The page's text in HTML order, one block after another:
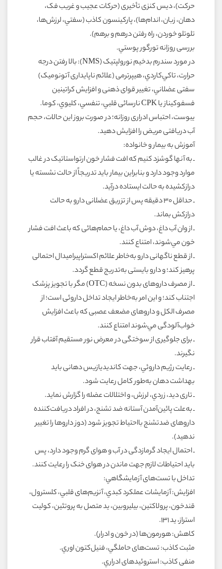
حرکت)، ديس کنزى تأخيرى (حرکات عجيب و غريب فک،
دهان، زبان، اندام‌ها)، پارکينسون کاذب (سفتي، لرزش‌ها،
تلوتلو خوردن، راه رفتن درهم و برهم).
بررسى روزانه تورگور پوستي.
در مورد سندرم بدخيم نورولپتيک (NMS): بالا رفتن درجه
حرارت، تاکي‌کاردي، هيپرترمى (علائم ناپايدارى آتونوميک)
سفتى عضلاني، تغيير قواى ذهنى و افزايش کراتينين
فسفوکيناز يا CPK نارسائى قلبي، تنفسي، کليوي، کوما.
يبوست، احتباس ادرارى روزانه؛ در صورت بروز اين حالات، حجم
آب دريافتى مريض را افزايش دهيد.
آموزش به بيمار و خانواده:
ـ به آنها گوشزد کنيم که افت فشار خون ارتواستاتيک در غالب
موارد وجود دارد و بنابراين بيمار بايد تدريجاً از حالت نشسته يا
درازکشيده به حالت ايستاده درآيد.
ـ حداقل ۳۰ دقيقه پس از تزريق عضلانى دارو به حالت
درازکش بماند.
ـ از وان آب داغ، دوش آب داغ، يا حمام‌هائى که باعث افت فشار
خون مي‌شوند، امتناع کنند.
ـ از قطع ناگهانى دارو به‌خاطر علائم اکستراپيراميدال احتمالى
پرهيز کند؛ و دارو بايستى به‌تدريج قطع گردد.
ـ از مصرف داروهاى بدون نسخه (OTC) مگر با تجويز پزشک
اجتناب کند؛ و اين امر به‌خاطر ايجاد تداخل داروئى است؛ از
مصرف الکل و داروهاى مضعف عصبى که باعث افزايش
خواب‌آلودگى مي‌شوند امتناع کنند.
ـ براى جلوگيرى از سوختگى در معرض نور مستقيم آفتاب قرار
نگيرند.
ـ رعايت رژيم داروئي، جهت کانديديازيس دهانى بايد
بهداشت دهان به‌طور کامل رعايت شود.
ـ تارى ديد، زردي، لرزش، و اختلالات عضله را گزارش نمايد.
ـ به‌علت پائين‌آمدن آستانه ضد تشنج، در افراد دريافت‌کننده
داروهاى ضدتشنج بااحتياط تجويز شود (دوز داروها را تغيير
ندهيد).
ـ احتمال ايجاد گرمازدگى در آب و هواى گرم وجود دارد، پس
بايد احتياطات لازم جهت ماندن در هواى خنک را رعايت کنند.
تداخل با تست‌هاى آزمايشگاهي:
افزايش: آزمايشات عملکرد کبدي، آنزيم‌هاى قلبي، کلسترول،
قندخون، پرولاکتين، بيليروبين، يد متصل به پروتئين، کوليت
استراز، يد ۱۳۱.
کاهش: هورمون‌ها (در خون و ادرار).
مثبت کاذب: تست‌هاى حاملگي، فنيل‌کتون اوري.
منفى کاذب: استروئيدهاى ادراري.